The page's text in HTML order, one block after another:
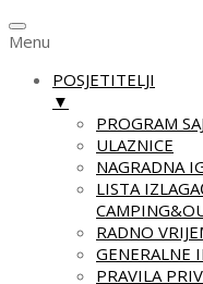
Menu
POSJETITELJI
▼
PROGRAM
ULAZNICE
NAGRADNA
LISTA
RADNO
GENERALNE
PRAVILA